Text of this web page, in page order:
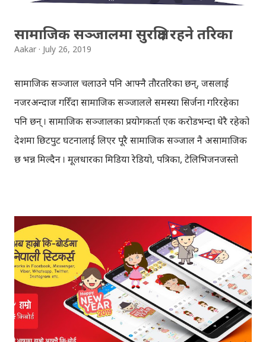
सामाजिक सञ्जालमा सुरक्षित रहने तरिका
Aakar July 26, 2019
सामाजिक सञ्जाल चलाउने पनि आफ्नै तौरतरिका छन्, जसलाई
नजरअन्दाज गरिँदा सामाजिक सञ्जालले समस्या सिर्जना गरिरहेका
पनि छन् । सामाजिक सञ्जालका प्रयोगकर्ता एक करोडभन्दा धेरै रहेको
देशमा छिटपुट घटनालाई लिएर पूरै सामाजिक सञ्जाल नै असामाजिक
छ भन्न मिल्दैन । मूलधारका मिडिया रेडियो, पत्रिका, टेलिभिजनजस्तो
केही घर्षण हुनु, वादविवाद हुनु, तर्कवितर्क हुनु, केही तलमाथिका कुरा
हुनु एकदम सामान्य हो । प्रयोगकर्ताले सामाजिक सञ्जालको बनोट
बुझ्ने वा यस्ता प्लेटफर्मका फिचरको सदुपयोग गर्ने हो भने यी कुरा
अत्यन्तै सामान्य लाग्छन् । सबै कुरा प्रविधिले समाधान गर्न सम्भव छैन,
तर सामाजिक सञ्जालमा देखिने, भोगिने प्रायः कुरा भने प्रविधिबाटै
समाधान गर्न सक्ने अवस्था छ । सामाजिक सञ्जाल तथा इन्टरनेट
प्रयोगकर्ताले अरूलाई दोष लगाउनुपहिले आफ्नो थैलो बलियोसँग कसौँ